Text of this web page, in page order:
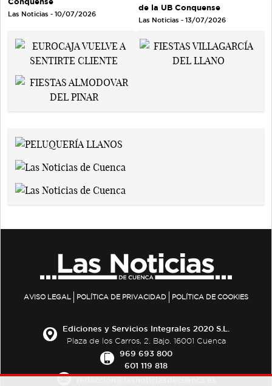
Las Noticias - 10/07/2026
de la UB Conquense
Las Noticias - 13/07/2026
AVISO LEGAL POLÍTICA DE PRIVACIDAD POLÍTICA DE COOKIES
Ediciones y Servicios Integrales 2020 S.L.
Plaza de los Carros, 2. Bajo. 16001 Cuenca
969 693 800
601 119 818